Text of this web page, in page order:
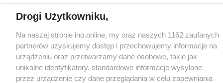
Drogi Użytkowniku,
Na naszej stronie ino.online, my oraz naszych 1162 zaufanych
partnerów uzyskujemy dostęp i przechowujemy informacje na
urządzeniu oraz przetwarzamy dane osobowe, takie jak
unikalne identyfikatory, standardowe informacje wysyłane
przez urządzenie czy dane przeglądania w celu zapewniania